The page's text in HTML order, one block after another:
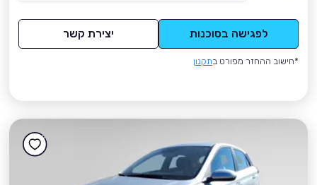
לפגישה בסוכנות יצירת קשר
*חישוב ההחזר מפורט בתקנון